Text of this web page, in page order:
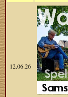
12.06.26